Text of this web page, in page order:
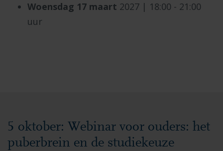
Woensdag 17 maart 2027 | 18:00 - 21:00
uur
5 oktober: Webinar voor ouders: het
puberbrein en de studiekeuze